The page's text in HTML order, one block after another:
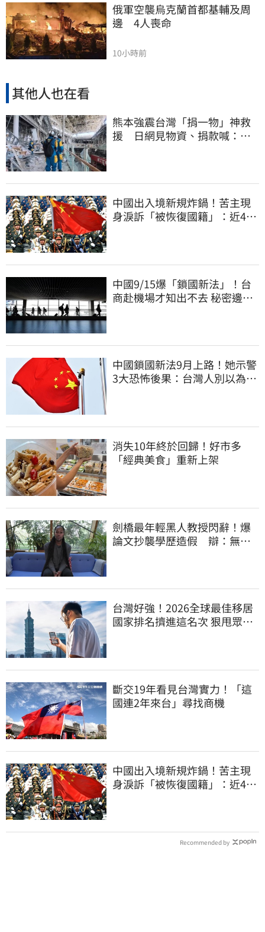
俄軍空襲烏克蘭首都基輔及周
邊　4人喪命
10小時前
其他人也在看
熊本強震台灣「捐一物」神救
援 日網見物資、捐款喊：給
中國出入境新規炸鍋！苦主現
身淚訴「被恢復國籍」：近4億
中國9/15爆「鎖國新法」！台
商赴機場才知出不去 秘密邊控
中國鎖國新法9月上路！她示警
3大恐怖後果：台灣人別以為是
消失10年終於回歸！好市多
「經典美食」重新上架
劍橋最年輕黑人教授閃辭！爆
論文抄襲學歷造假 辯：無法
台灣好強！2026全球最佳移居
國家排名擠進這名次 狠甩眾多
斷交19年看見台灣實力！「這
國連2年來台」尋找商機
中國出入境新規炸鍋！苦主現
身淚訴「被恢復國籍」：近4億
Recommended by